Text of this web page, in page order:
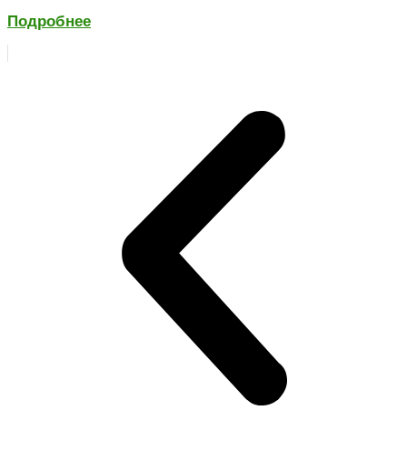
Подробнее